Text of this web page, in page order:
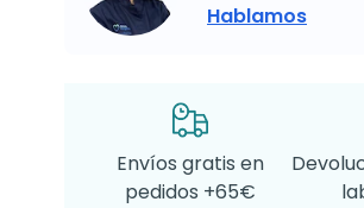
Hablamos
Envíos gratis en
pedidos +65€